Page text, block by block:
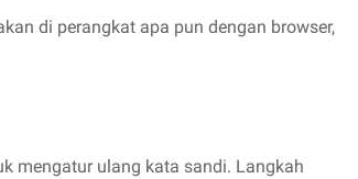
di perangkat apa pun dengan browser,
mengatur ulang kata sandi. Langkah